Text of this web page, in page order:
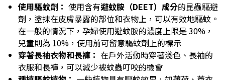
使用驅蚊劑： 使用含有避蚊胺（DEET）成分的昆蟲驅避
劑，塗抹在皮膚暴露的部位和衣物上，可以有效地驅蚊。
在一般的情況下，孕婦使用避蚊胺的濃度上限是 30%，
兒童則為 10%，使用前可留意驅蚊劑上的標示
穿著長袖衣物和長褲： 在戶外活動時穿著淺色、長袖的
衣服和長褲，可以減少被蚊蟲叮咬的機會